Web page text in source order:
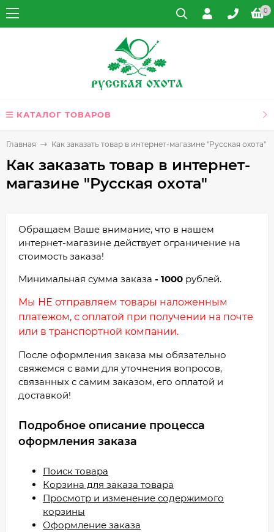
0
КАТАЛОГ ТОВАРОВ
Главная Как заказать товар в интернет-магазине "Русская охота"
Как заказать товар в интернет-
магазине "Русская охота"
Обращаем Ваше внимание, что в нашем
интернет-магазине действует ограничение на
стоимость заказа!
Минимальная сумма заказа - 1000 рублей.
Мы НЕ отправляем товары наложенным
платежом, с оплатой при получении на почте
или в транспортной компании.
После оформления заказа мы обязательно
свяжемся с вами для уточнения вопросов,
связанных с самим заказом, его оплатой и
доставкой!
Подробное описание процесса
оформления заказа
Поиск товара
Корзина для заказа товара
Просмотр и изменение содержимого
корзины
Оформление заказа